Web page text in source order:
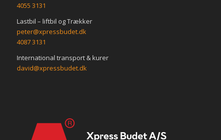
4055 3131
Lastbil – liftbil og Trækker
peter@xpressbudet.dk
4087 3131
International transport & kurer
david@xpressbudet.dk